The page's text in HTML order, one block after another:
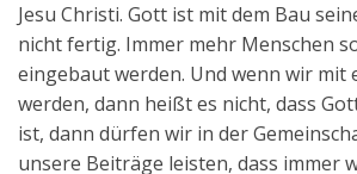
Jesu Christi. Gott ist mit dem Bau
nicht fertig. Immer mehr Menschen
eingebaut werden. Und wenn wir mit
werden, dann heißt es nicht, dass
ist, dann dürfen wir in der
unsere Beiträge leisten, dass immer